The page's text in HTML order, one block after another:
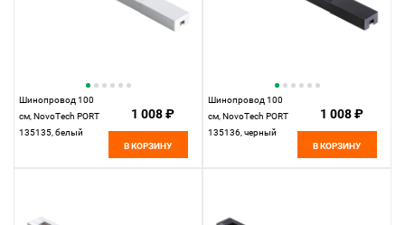
Шинопровод 100
см, NovoTech PORT
135135, белый
1 008 ₽
В КОРЗИНУ
Шинопровод 100
см, NovoTech PORT
135136, черный
1 008 ₽
В КОРЗИНУ